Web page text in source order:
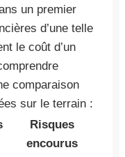
un premier
d’une telle
le coût d’un
comparaison
sur le terrain :
Risques
encourus